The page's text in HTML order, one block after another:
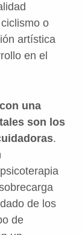
o
artística
en el
una
son los
.
de los
de